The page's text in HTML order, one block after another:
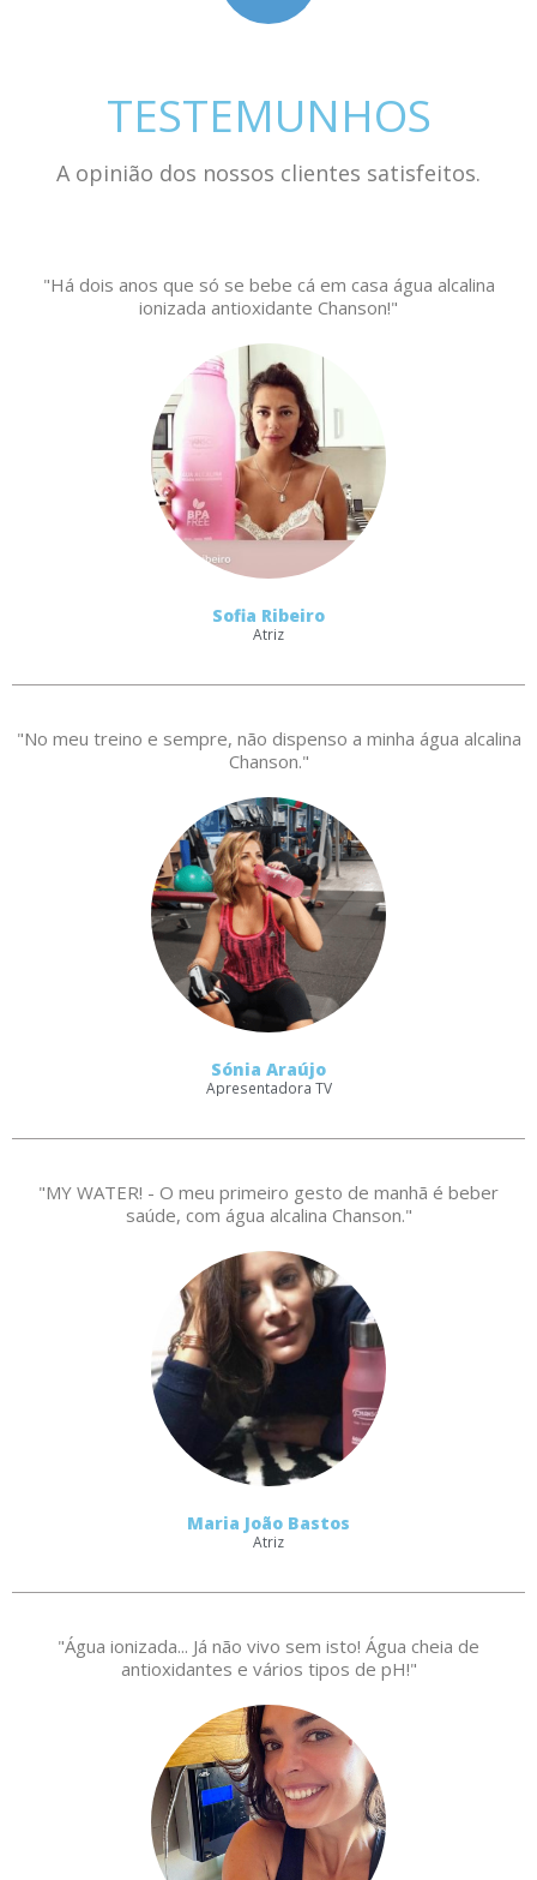
TESTEMUNHOS
A opinião dos nossos clientes satisfeitos.
"Há dois anos que só se bebe cá em casa água alcalina
ionizada antioxidante Chanson!"
Sofia Ribeiro
Atriz
"No meu treino e sempre, não dispenso a minha água alcalina
Chanson."
Sónia Araújo
Apresentadora TV
"MY WATER! - O meu primeiro gesto de manhã é beber
saúde, com água alcalina Chanson."
Maria João Bastos
Atriz
"Água ionizada... Já não vivo sem isto! Água cheia de
antioxidantes e vários tipos de pH!"